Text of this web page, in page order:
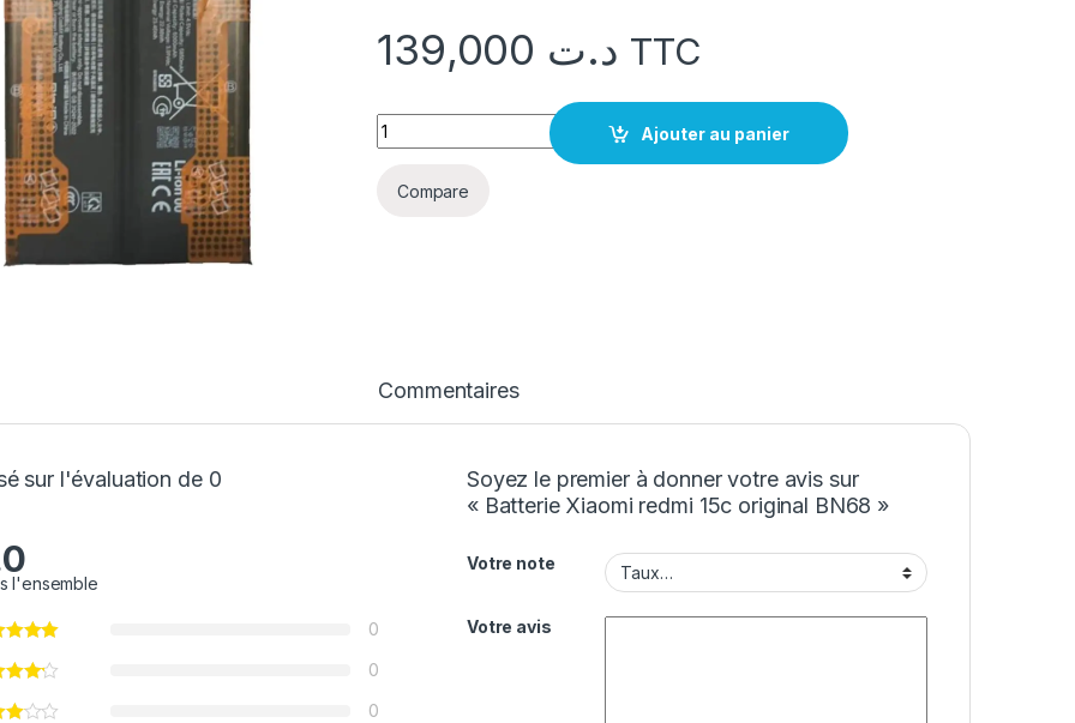
د.ت TTC
quantité Batterie Xiaomi redmi 15c original BN68
Ajouter au panier
Compare
Commentaires
sur l'évaluation de 0
l'ensemble
0
0
0
Soyez le premier à donner votre avis sur
« Batterie Xiaomi redmi 15c original BN68 »
Votre note
Votre avis